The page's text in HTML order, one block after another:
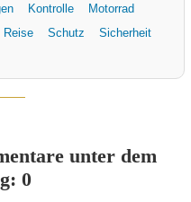
Kontrolle
Motorrad
Reise Schutz
Sicherheit
unter dem
0